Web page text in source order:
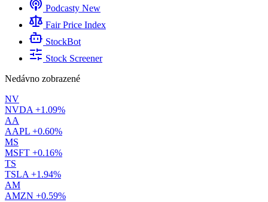
Podcasty New
Fair Price Index
StockBot
Stock Screener
Nedávno zobrazené
NV
NVDA +1.09%
AA
AAPL +0.60%
MS
MSFT +0.16%
TS
TSLA +1.94%
AM
AMZN +0.59%